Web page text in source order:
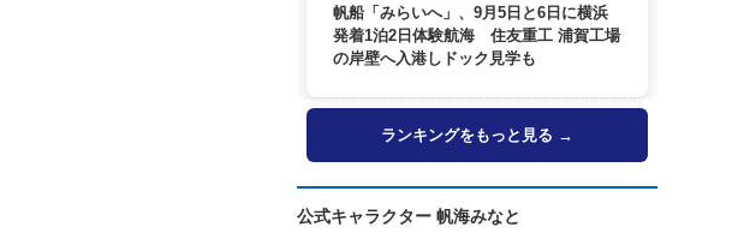
帆船「みらいへ」、9月5日と6日に横浜
発着1泊2日体験航海 住友重工 浦賀工場
の岸壁へ入港しドック見学も
ランキングをもっと見る →
公式キャラクター 帆海みなと